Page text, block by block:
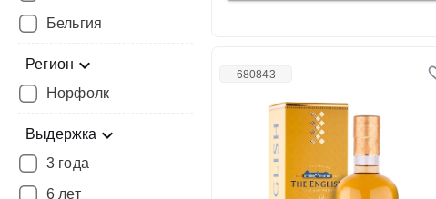
Бельгия
Регион
Норфолк
Выдержка
3 года
6 лет
680843